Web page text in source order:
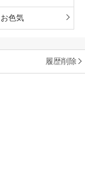
お色気
履歴削除